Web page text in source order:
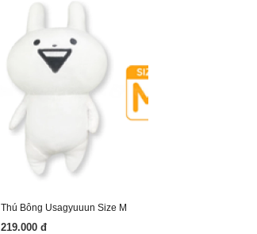
Thú Bông Usagyuuun Size M
219.000 đ